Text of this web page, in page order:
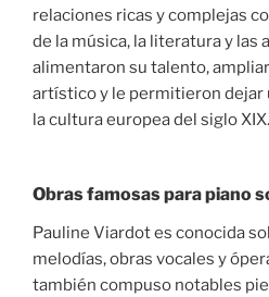
relaciones ricas y complejas
de la música, la literatura y las
alimentaron su talento,
artístico y le permitieron dejar
la cultura europea del siglo XIX.
Obras famosas para piano
Pauline Viardot es conocida
melodías, obras vocales y
también compuso notables